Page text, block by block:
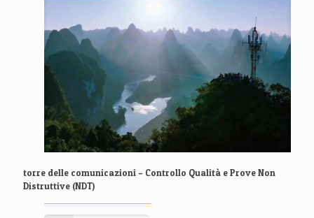
torre delle comunicazioni – Controllo Qualità e Prove Non
Distruttive (NDT)